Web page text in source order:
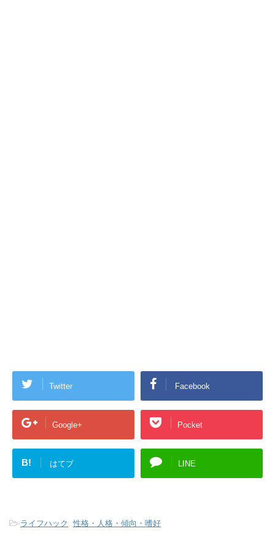
Twitter Facebook
Google+ Pocket
B! はてブ LINE
-ライフハック , 性格・人格・傾向・嗜好